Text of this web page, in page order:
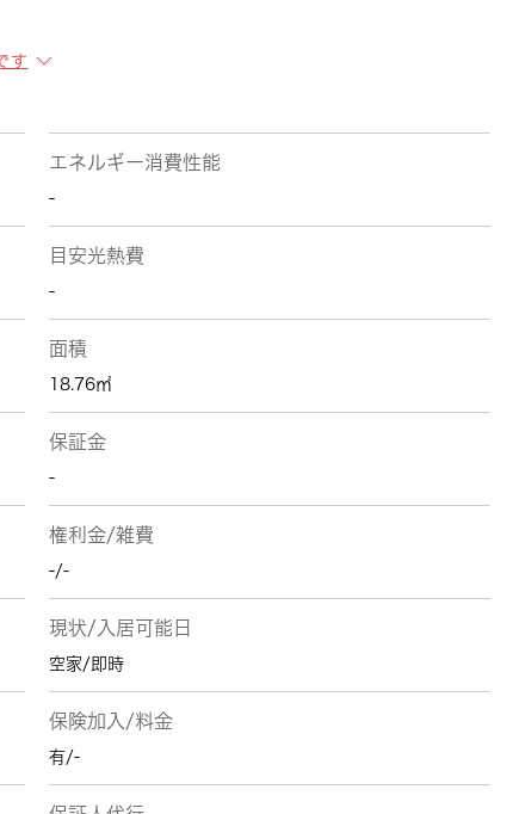
す
エネルギー消費性能
-
目安光熱費
-
面積
18.76㎡
保証金
-
権利金/雑費
-/-
現状/入居可能日
空家/即時
保険加入/料金
有/-